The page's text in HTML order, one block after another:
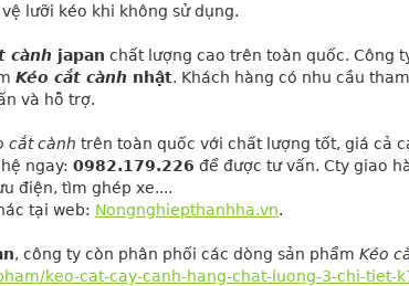
lưỡi kéo khi không sử dụng.
cành japan chất lượng cao trên toàn quốc. Công
Kéo cắt cành nhật. Khách hàng có nhu cầu
và hỗ trợ.
cắt cành trên toàn quốc với chất lượng tốt, giá cả
ngay: 0982.179.226 để được tư vấn. Cty giao
điện, tìm ghép xe....
tại web: Nongnghiepthanhha.vn.
, công ty còn phân phối các dòng sản phẩm Kéo
keo-cat-cay-canh-hang-chat-luong-3-chi-tiet-